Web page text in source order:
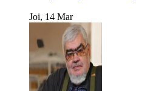
Joi, 14 Mar